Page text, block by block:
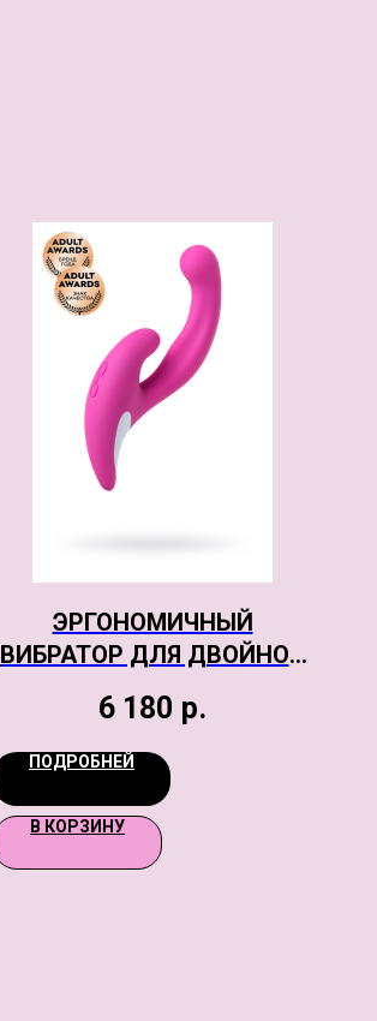
ЭРГОНОМИЧНЫЙ
ВИБРАТОР ДЛЯ ДВОЙНОЙ
СИЛИКОН, РОЗОВЫЙ, 22
СМ
6 180 р.
ПОДРОБНЕЙ
В КОРЗИНУ